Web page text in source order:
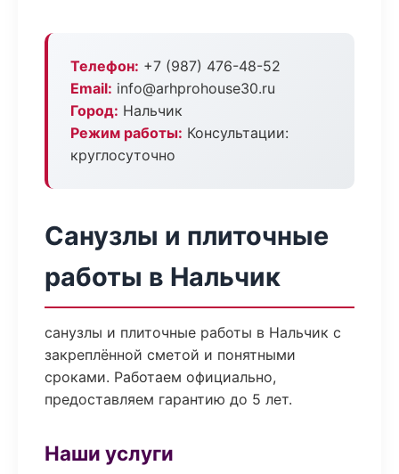
Телефон: +7 (987) 476-48-52
Email: info@arhprohouse30.ru
Город: Нальчик
Режим работы: Консультации:
круглосуточно
Санузлы и плиточные
работы в Нальчик
санузлы и плиточные работы в Нальчик с
закреплённой сметой и понятными
сроками. Работаем официально,
предоставляем гарантию до 5 лет.
Наши услуги